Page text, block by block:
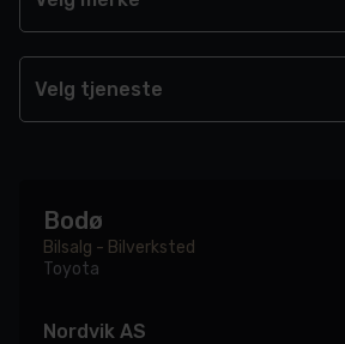
Bodø
Bilsalg - Bilverksted
Toyota
Nordvik AS